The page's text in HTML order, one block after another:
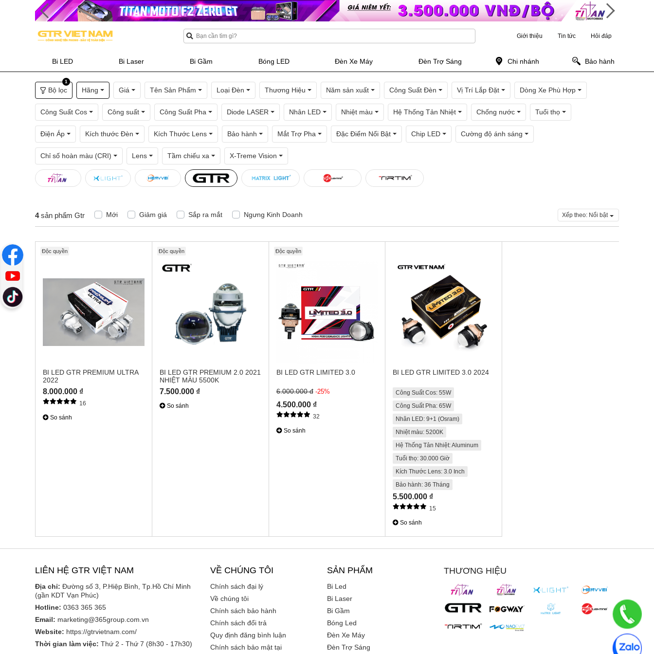
Giới thiệu Tin tức Hỏi đáp
Bi LED Bi Laser Bi Gầm Bóng LED Đèn Xe Máy Đèn Trợ Sáng Chi nhánh Bảo hành
Bộ lọc
1
Hãng Giá Tên Sản Phẩm Loại Đèn Thương Hiệu Năm sản xuất Công Suất Đèn Vị Trí Lắp Đặt Dòng Xe Phù Hợp
Công Suất Cos Công suất Công Suất Pha Diode LASER Nhân LED Nhiệt màu Hệ Thống Tản Nhiệt Chống nước Tuổi thọ
Điện Áp Kích thước Đèn Kích Thước Lens Bảo hành Mắt Trợ Pha Đặc Điểm Nổi Bật Chip LED Cường độ ánh sáng
Chỉ số hoàn màu (CRI) Lens Tầm chiếu xa X-Treme Vision
4sản phẩm Gtr Mới Giảm giá Sắp ra mắt Ngưng Kinh Doanh Xếp theo: Nổi bật
Độc quyền
BI LED GTR PREMIUM ULTRA
2022
8.000.000 ₫
16
So sánh
Độc quyền
BI LED GTR PREMIUM 2.0 2021
NHIỆT MÀU 5500K
7.500.000 ₫
So sánh
Độc quyền
BI LED GTR LIMITED 3.0
6.000.000 đ-25%
4.500.000 ₫
32
So sánh
BI LED GTR LIMITED 3.0 2024
Công Suất Cos: 55W
Công Suất Pha: 65W
Nhân LED: 9+1 (Osram)
Nhiệt màu: 5200K
Hệ Thống Tản Nhiệt: Aluminum
Tuổi thọ: 30.000 Giờ
Kích Thước Lens: 3.0 Inch
Bảo hành: 36 Tháng
5.500.000 ₫
15
So sánh
LIÊN HỆ GTR VIỆT NAM
Địa chỉ: Đường số 3, P.Hiệp Bình, Tp.Hồ Chí Minh
(gần KDT Vạn Phúc)
Hotline: 0363 365 365
Email: marketing@365group.com.vn
Website: https://gtrvietnam.com/
Thời gian làm việc: Thứ 2 - Thứ 7 (8h30 - 17h30)
VỀ CHÚNG TÔI
Chính sách đại lý
Về chúng tôi
Chính sách bảo hành
Chính sách đổi trả
Quy định đăng bình luận
Chính sách bảo mật tại
SẢN PHẨM
Bi Led
Bi Laser
Bi Gầm
Bóng Led
Đèn Xe Máy
Đèn Trợ Sáng
THƯƠNG HIỆU